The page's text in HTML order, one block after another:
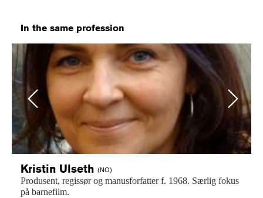
In the same profession
Previous
Kristin Ulseth (NO)
Produsent, regissør og manusforfatter f. 1968. Særlig fokus
på barnefilm.
Next